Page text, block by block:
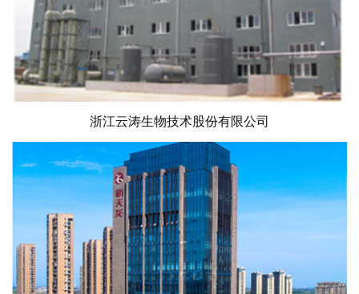
浙江云涛生物技术股份有限公司